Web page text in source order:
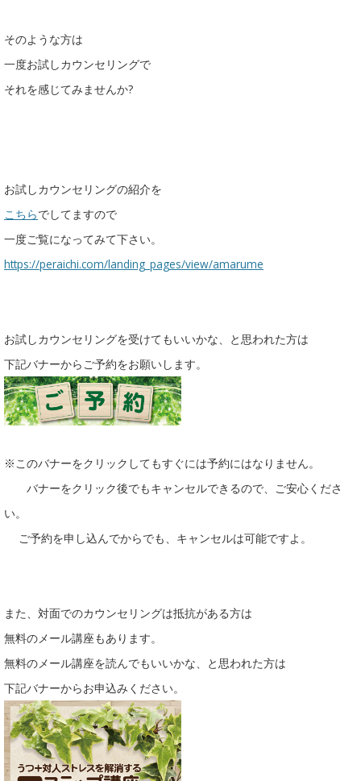
そのような方は
一度お試しカウンセリングで
それを感じてみませんか?
お試しカウンセリングの紹介を
こちらでしてますので
一度ご覧になってみて下さい。
https://peraichi.com/landing_pages/view/amarume
お試しカウンセリングを受けてもいいかな、と思われた方は
下記バナーからご予約をお願いします。
※このバナーをクリックしてもすぐには予約にはなりません。
バナーをクリック後でもキャンセルできるので、ご安心くださ
い。
ご予約を申し込んでからでも、キャンセルは可能ですよ。
また、対面でのカウンセリングは抵抗がある方は
無料のメール講座もあります。
無料のメール講座を読んでもいいかな、と思われた方は
下記バナーからお申込みください。